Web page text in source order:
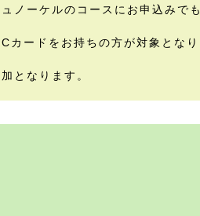
ノーケルのコースにお申込みでも
カードをお持ちの方が対象となり
となります。